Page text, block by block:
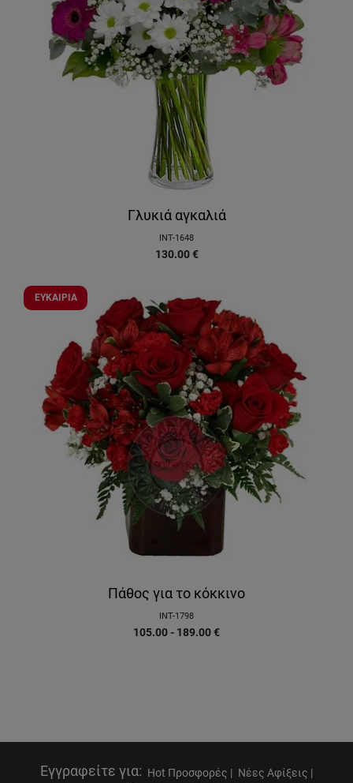
Γλυκιά αγκαλιά
INT-1648
130.00 €
ΕΥΚΑΙΡΙΑ
Πάθος για το κόκκινο
INT-1798
105.00 - 189.00€
Εγγραφείτε για: Hot Προσφορές | Νέες Αφίξεις |